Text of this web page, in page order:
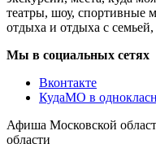
театры, шоу, спортивные
отдыха и отдыха с
Мы в социальных сетях
Вконтакте
КудаМО в
Афиша Московской
области